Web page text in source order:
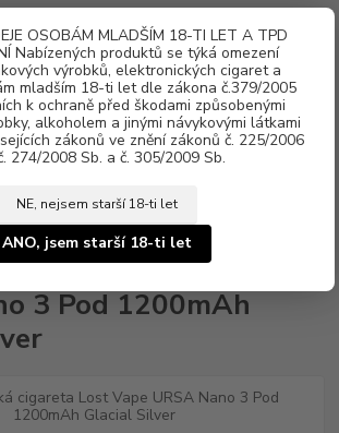
OSOBÁM MLADŠÍM 18-TI LET A TPD
Nabízených produktů se týká omezení
výrobků, elektronických cigaret a
mladším 18-ti let dle zákona č.379/2005
k ochraně před škodami způsobenými
alkoholem a jinými návykovými látkami
zákonů ve znění zákonů č. 225/2006
274/2008 Sb. a č. 305/2009 Sb.
NE, nejsem starší 18-ti let
ANO, jsem starší 18-ti let
Menu
za0 Kč
Lost Vape
Elektronická cigareta Lost Vape
Glacial Silver
cigareta Lost Vape
3 Pod 1200mAh